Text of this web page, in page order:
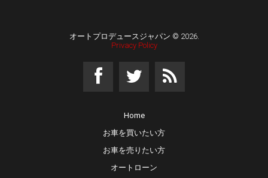
オートプロデュースジャパン © 2026.
Privacy Policy
Home
お車を買いたい方
お車を売りたい方
オートローン